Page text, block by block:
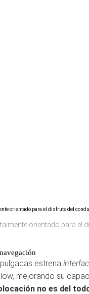
orientado para el
estrena
mejorando su
no es del